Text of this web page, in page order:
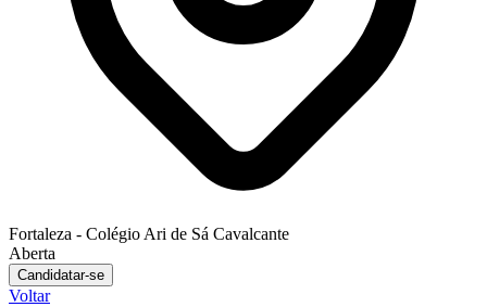
Fortaleza - Colégio Ari de Sá Cavalcante
Aberta
Candidatar-se
Voltar